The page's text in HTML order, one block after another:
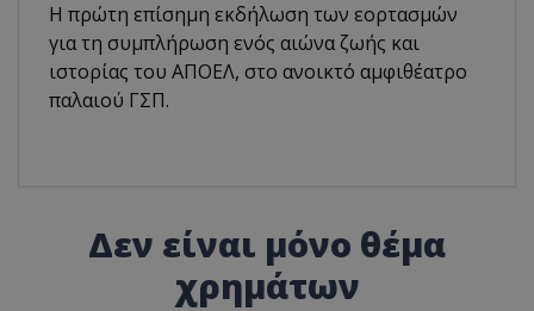
H πρώτη επίσημη εκδήλωση των εορτασμών
για τη συμπλήρωση ενός αιώνα ζωής και
ιστορίας του ΑΠΟΕΛ, στο ανοικτό αμφιθέατρο
παλαιού ΓΣΠ.
Δεν είναι μόνο θέμα
χρημάτων